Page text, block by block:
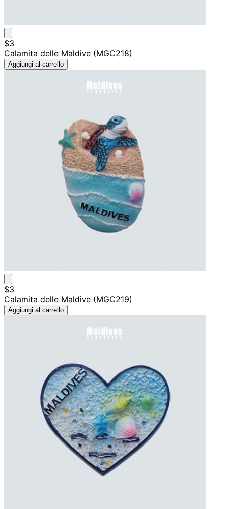
$3
Calamita delle Maldive (MGC218)
Aggiungi al carrello
$3
Calamita delle Maldive (MGC219)
Aggiungi al carrello